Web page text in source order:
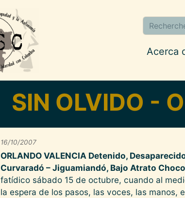
Acerca
Buscar
SIN OLVIDO -
16/10/2007
ORLANDO VALENCIA Detenido,
Curvaradó – Jiguamiandó, Bajo Atrato
fatídico sábado 15 de octubre, cuando al
la espera de los pasos, las voces, las manos,